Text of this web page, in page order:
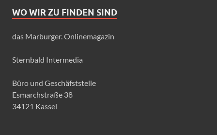
WO WIR ZU FINDEN SIND
das Marburger. Onlinemagazin
Sternbald Intermedia
Büro und Geschäfststelle
Esmarchstraße 38
34121 Kassel